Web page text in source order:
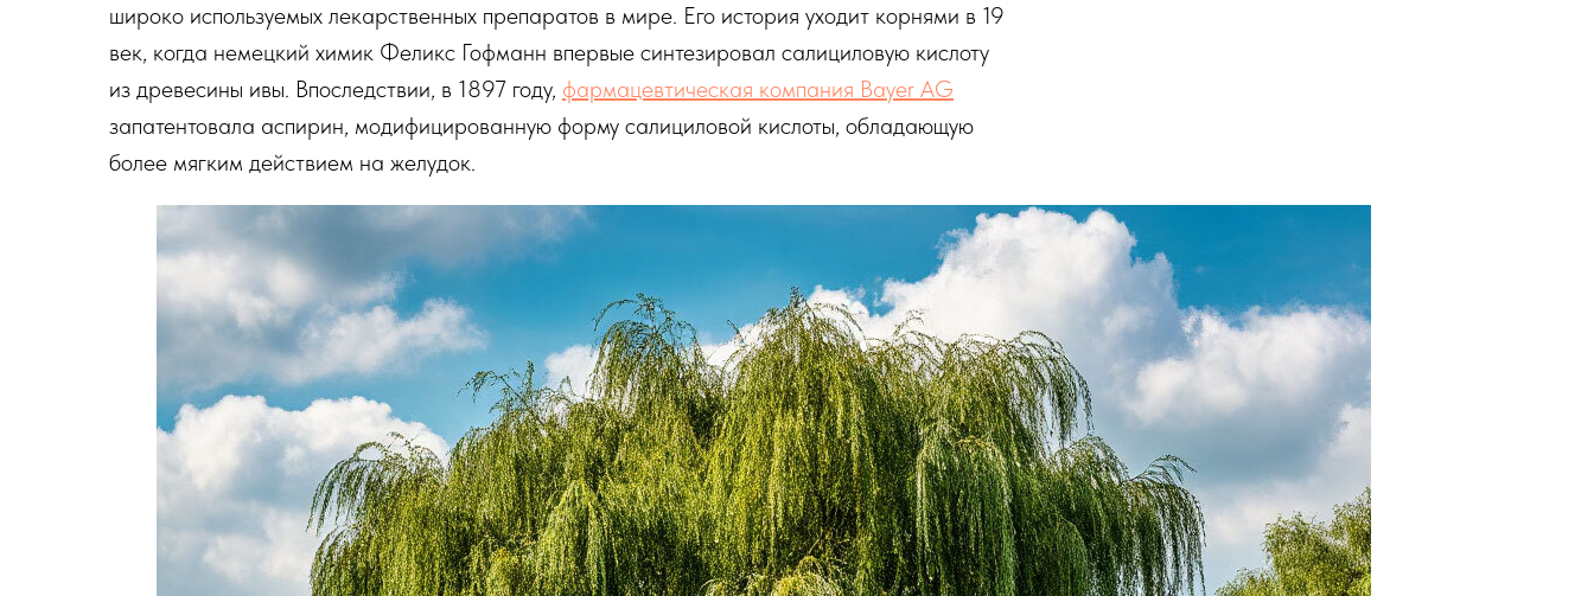
широко используемых лекарственных препаратов в мире. Его история уходит корнями в 19
век, когда немецкий химик Феликс Гофманн впервые синтезировал салициловую кислоту
из древесины ивы. Впоследствии, в 1897 году, фармацевтическая компания Bayer AG
запатентовала аспирин, модифицированную форму салициловой кислоты, обладающую
более мягким действием на желудок.